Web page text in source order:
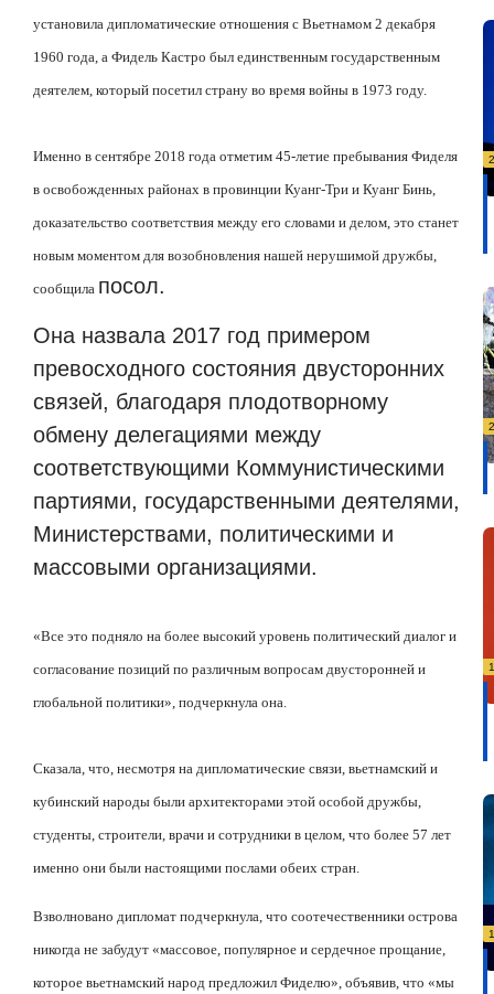
установила дипломатические отношения с Вьетнамом 2 декабря
1960 года, а Фидель Кастро был единственным государственным
деятелем, который посетил страну во время войны в 1973 году.
Именно в сентябре 2018 года отметим 45-летие пребывания Фиделя
в освобожденных районах в провинции Куанг-Три и Куанг Бинь,
доказательство соответствия между его словами и делом, это станет
новым моментом для возобновления нашей нерушимой дружбы,
сообщила посол.
Она назвала 2017 год примером
превосходного состояния двусторонних
связей, благодаря плодотворному
обмену делегациями между
соответствующими Коммунистическими
партиями, государственными деятелями,
Министерствами, политическими и
массовыми организациями.
«Все это подняло на более высокий уровень политический диалог и
согласование позиций по различным вопросам двусторонней и
глобальной политики», подчеркнула она.
Сказала, что, несмотря на дипломатические связи, вьетнамский и
кубинский народы были архитекторами этой особой дружбы,
студенты, строители, врачи и сотрудники в целом, что более 57 лет
именно они были настоящими послами обеих стран.
Взволновано дипломат подчеркнула, что соотечественники острова
никогда не забудут «массовое, популярное и сердечное прощание,
которое вьетнамский народ предложил Фиделю», объявив, что «мы